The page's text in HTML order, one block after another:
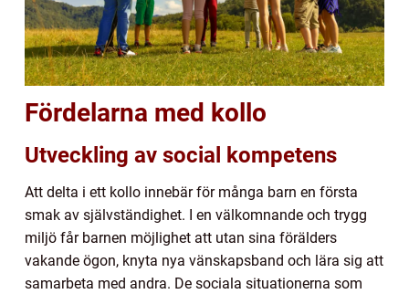
Fördelarna med kollo
Utveckling av social kompetens
Att delta i ett kollo innebär för många barn en första
smak av självständighet. I en välkomnande och trygg
miljö får barnen möjlighet att utan sina förälders
vakande ögon, knyta nya vänskapsband och lära sig att
samarbeta med andra. De sociala situationerna som